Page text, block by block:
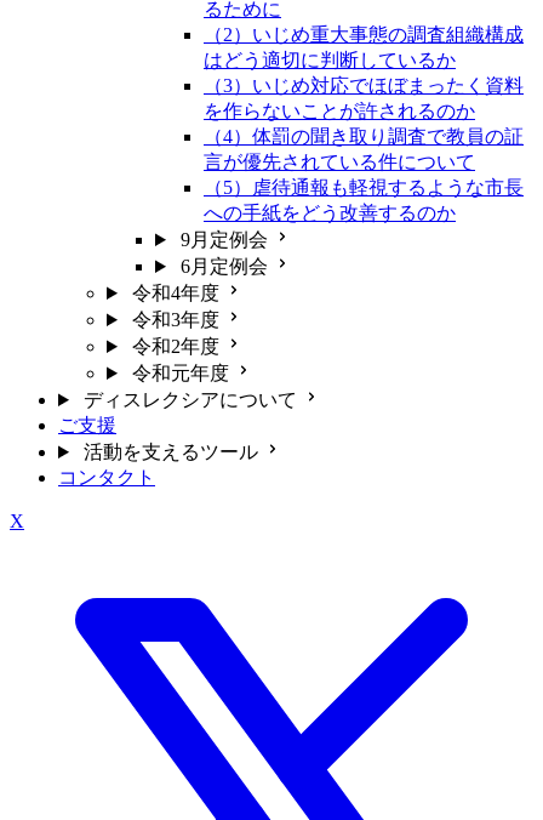
るために
（2）いじめ重大事態の調査組織構成
はどう適切に判断しているか
（3）いじめ対応でほぼまったく資料
を作らないことが許されるのか
（4）体罰の聞き取り調査で教員の証
言が優先されている件について
（5）虐待通報も軽視するような市長
への手紙をどう改善するのか
9月定例会
6月定例会
令和4年度
令和3年度
令和2年度
令和元年度
ディスレクシアについて
ご支援
活動を支えるツール
コンタクト
X